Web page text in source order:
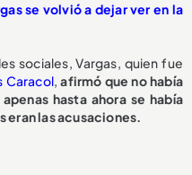
se volvió a dejar ver en la
sociales, Vargas, quien fue
Caracol,afirmó que no había
hasta ahora se había
las acusaciones.